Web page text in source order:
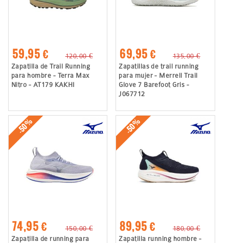
59,95 €
120,00 €
Zapatilla de Trail Running
para hombre - Terra Max
Nitro - AT179 KAKHI
69,95 €
135,00 €
Zapatillas de trail running
para mujer - Merrell Trail
Glove 7 Barefoot Gris -
J067712
-50%
74,95 €
150,00 €
Zapatilla de running para
-50%
89,95 €
180,00 €
Zapatilla running hombre -